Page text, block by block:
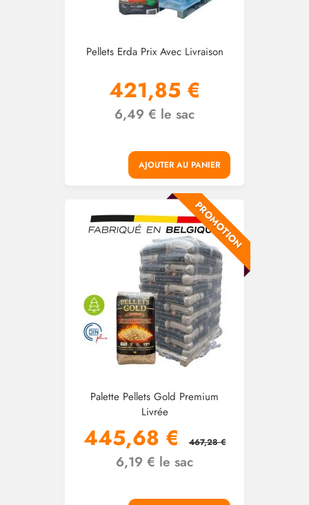
Pellets Erda Prix Avec Livraison
421,85 €
6,49 € le sac
AJOUTER AU PANIER
PROMOTION
Palette Pellets Gold Premium
Livrée
445,68 € 467,28 €
6,19 € le sac